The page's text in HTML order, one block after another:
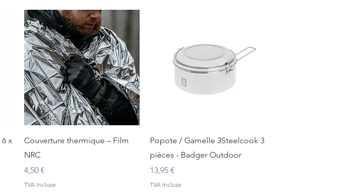
x
Aperçu rapide
Couverture thermique – Film
NRC
Prix
4,50 €
TVA Incluse
Aperçu rapide
Popote / Gamelle 3Steelcook 3
pièces - Badger Outdoor
Prix
13,95 €
TVA Incluse